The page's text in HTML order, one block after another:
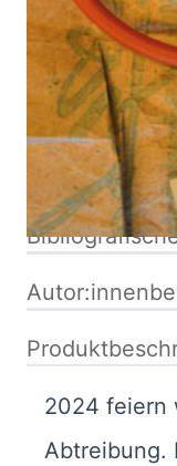
Verlag eG
Buch
Buch
2024 feiern
Abtreibung.